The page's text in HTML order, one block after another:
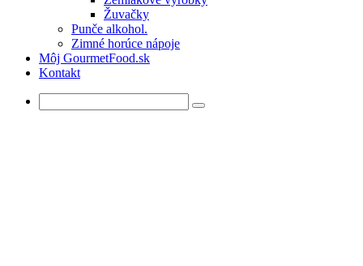
Žuvačky
Punče alkohol.
Zimné horúce nápoje
Môj GourmetFood.sk
Kontakt